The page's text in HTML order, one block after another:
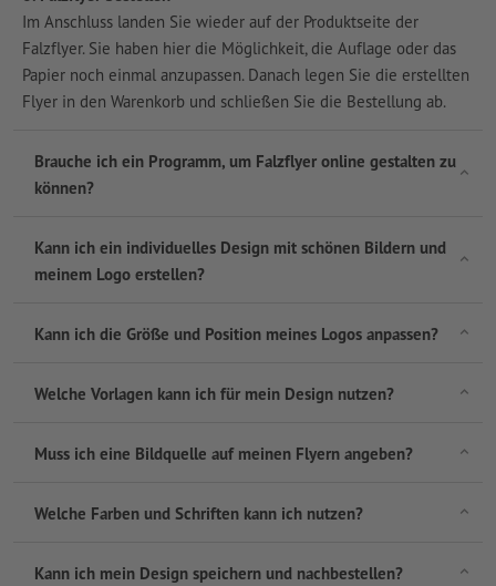
Im Anschluss landen Sie wieder auf der Produktseite der
Falzflyer. Sie haben hier die Möglichkeit, die Auflage oder das
Papier noch einmal anzupassen. Danach legen Sie die erstellten
Flyer in den Warenkorb und schließen Sie die Bestellung ab.
Brauche ich ein Programm, um Falzflyer online gestalten zu
können?
Kann ich ein individuelles Design mit schönen Bildern und
meinem Logo erstellen?
Kann ich die Größe und Position meines Logos anpassen?
Welche Vorlagen kann ich für mein Design nutzen?
Muss ich eine Bildquelle auf meinen Flyern angeben?
Welche Farben und Schriften kann ich nutzen?
Kann ich mein Design speichern und nachbestellen?